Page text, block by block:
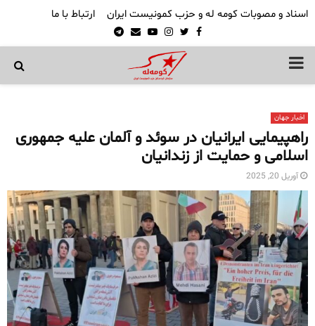
اسناد و مصوبات کومه له و حزب کمونیست ایران ارتباط با ما
Facebook
Twitter
Instagram
Youtube
Email
Telegram
PRIMARY
اخبار جهان
راهپیمایی ایرانیان در سوئد و آلمان علیه جمهوری
اسلامی و حمایت از زندانیان
آوریل 20, 2025